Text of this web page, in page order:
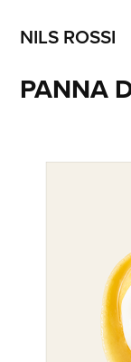
NILS ROSSI
PANNA